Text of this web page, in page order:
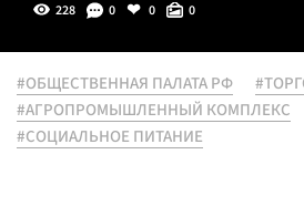
228 0 0 0
#ОБЩЕСТВЕННАЯ ПАЛАТА РФ
#АГРОПРОМЫШЛЕННЫЙ КОМПЛЕКС
#СОЦИАЛЬНОЕ ПИТАНИЕ